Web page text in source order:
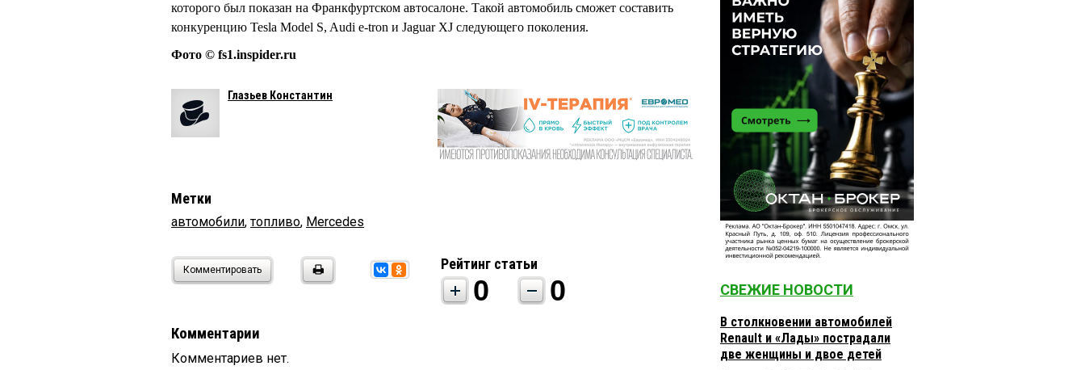
которого был показан на Франкфуртском автосалоне. Такой автомобиль сможет составить
конкуренцию Tesla Model S, Audi e-tron и Jaguar XJ следующего поколения.
Фото © fs1.inspider.ru
Глазьев Константин
Метки
автомобили,топливо, Mercedes
Комментировать Рейтинг статьи
0 0
Комментарии
Комментариев нет.
СВЕЖИЕ НОВОСТИ
В столкновении автомобилей
Renault и «Лады» пострадали
две женщины и двое детей